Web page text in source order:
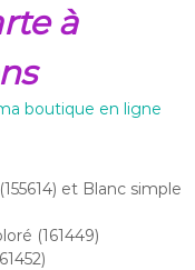
à
boutique en ligne
et Blanc simple
(161449)